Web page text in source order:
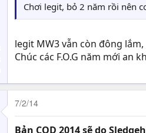
Chơi legit, bỏ 2 năm rồi nên
legit MW3 vẫn còn đông
Chúc các F.O.G năm mới an
7/2/14
Bản COD 2014 sẽ do